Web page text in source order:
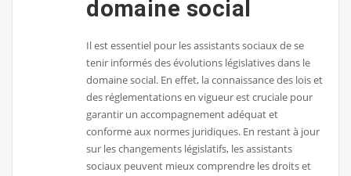
domaine social
Il est essentiel pour les assistants sociaux de se
tenir informés des évolutions législatives dans le
domaine social. En effet, la connaissance des lois et
des réglementations en vigueur est cruciale pour
garantir un accompagnement adéquat et
conforme aux normes juridiques. En restant à jour
sur les changements législatifs, les assistants
sociaux peuvent mieux comprendre les droits et